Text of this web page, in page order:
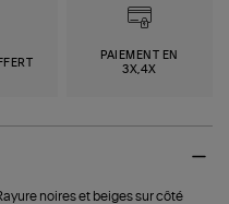
PAIEMENT EN
3X,4X
noires et beiges sur côté